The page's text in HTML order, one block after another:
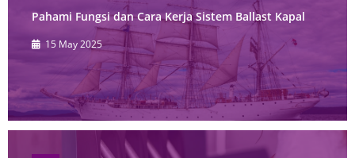
Pahami Fungsi dan Cara Kerja Sistem Ballast Kapal
15 May 2025